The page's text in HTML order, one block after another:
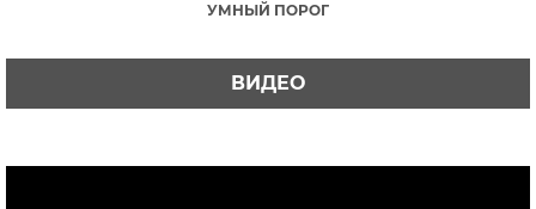
УМНЫЙ ПОРОГ
ВИДЕО